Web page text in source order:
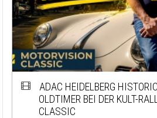
ADAC HEIDELBERG
OLDTIMER BEI DER KULT-
CLASSIC